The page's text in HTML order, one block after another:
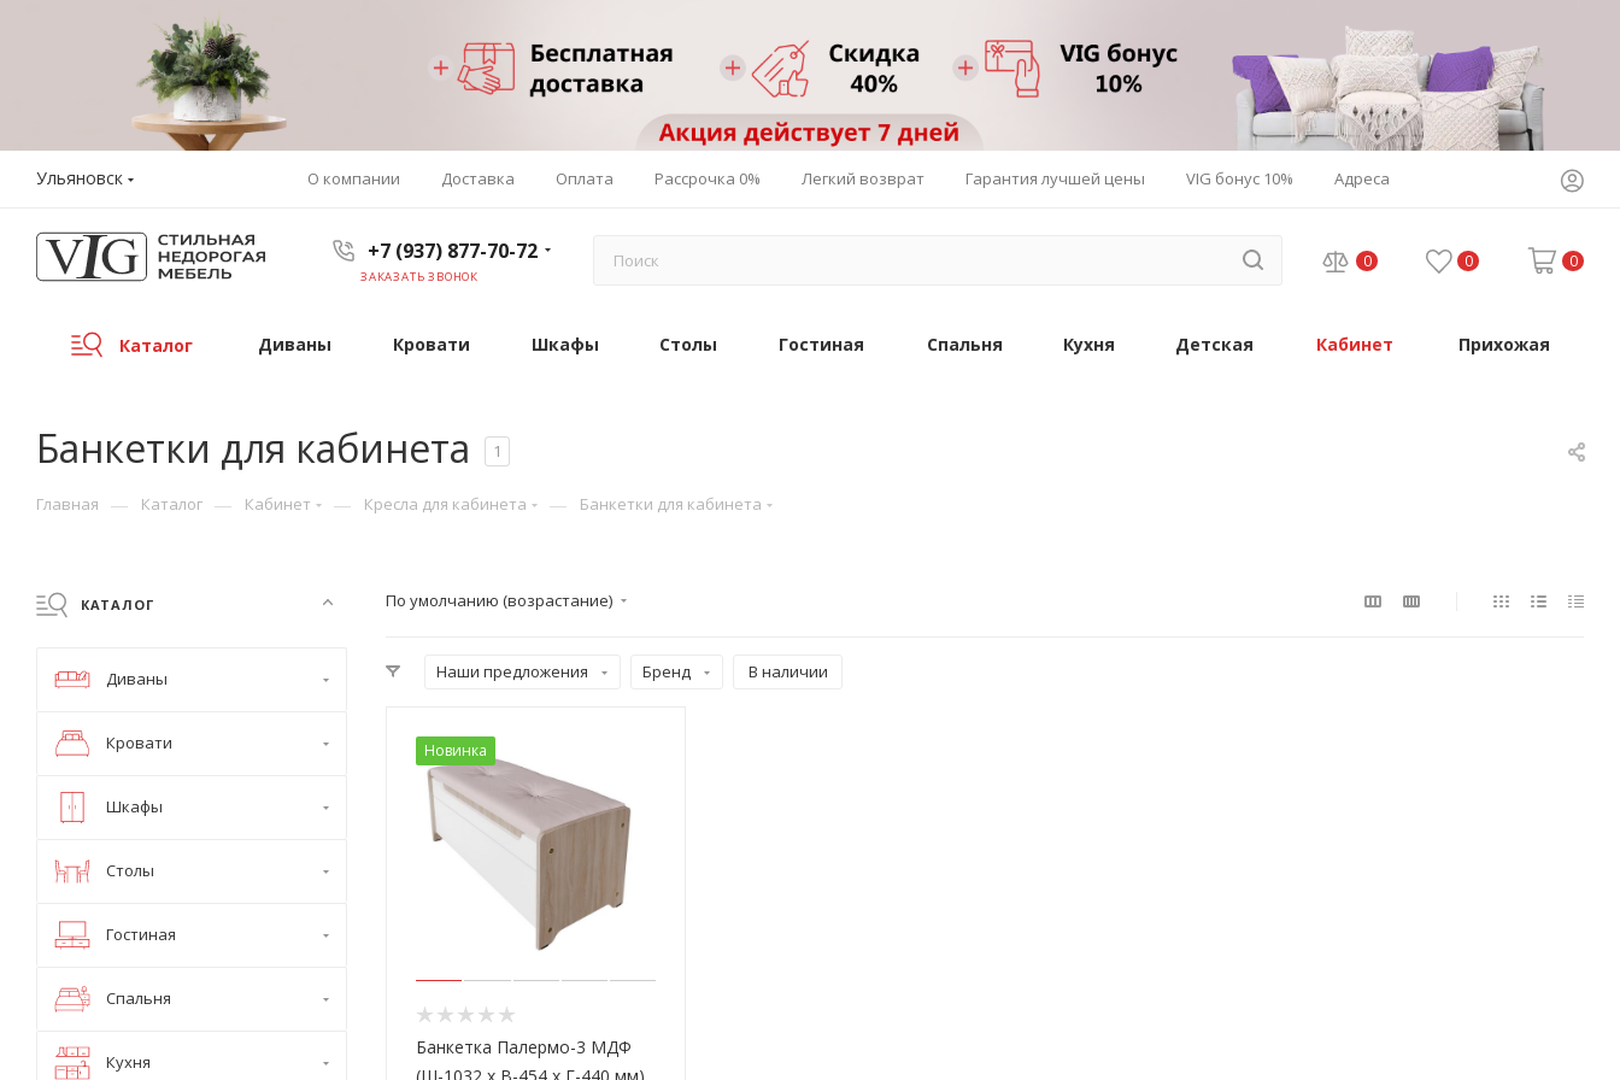
Ульяновск О компании Доставка Оплата Рассрочка 0% Легкий возврат Гарантия лучшей цены VIG бонус 10% Адреса
+7 (937) 877-70-72
ЗАКАЗАТЬ ЗВОНОК
0 0 0
Каталог Диваны Кровати Шкафы Столы Гостиная Спальня Кухня Детская Кабинет Прихожая
Банкетки для кабинета 1
Главная — Каталог — Кабинет — Кресла для кабинета — Банкетки для кабинета
По умолчанию (возрастание)
Наши предложения Бренд В наличии
Новинка
Банкетка Палермо-3 МДФ
КАТАЛОГ
Диваны
Кровати
Шкафы
Столы
Гостиная
Спальня
Кухня